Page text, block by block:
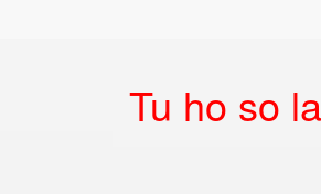
Tu ho so